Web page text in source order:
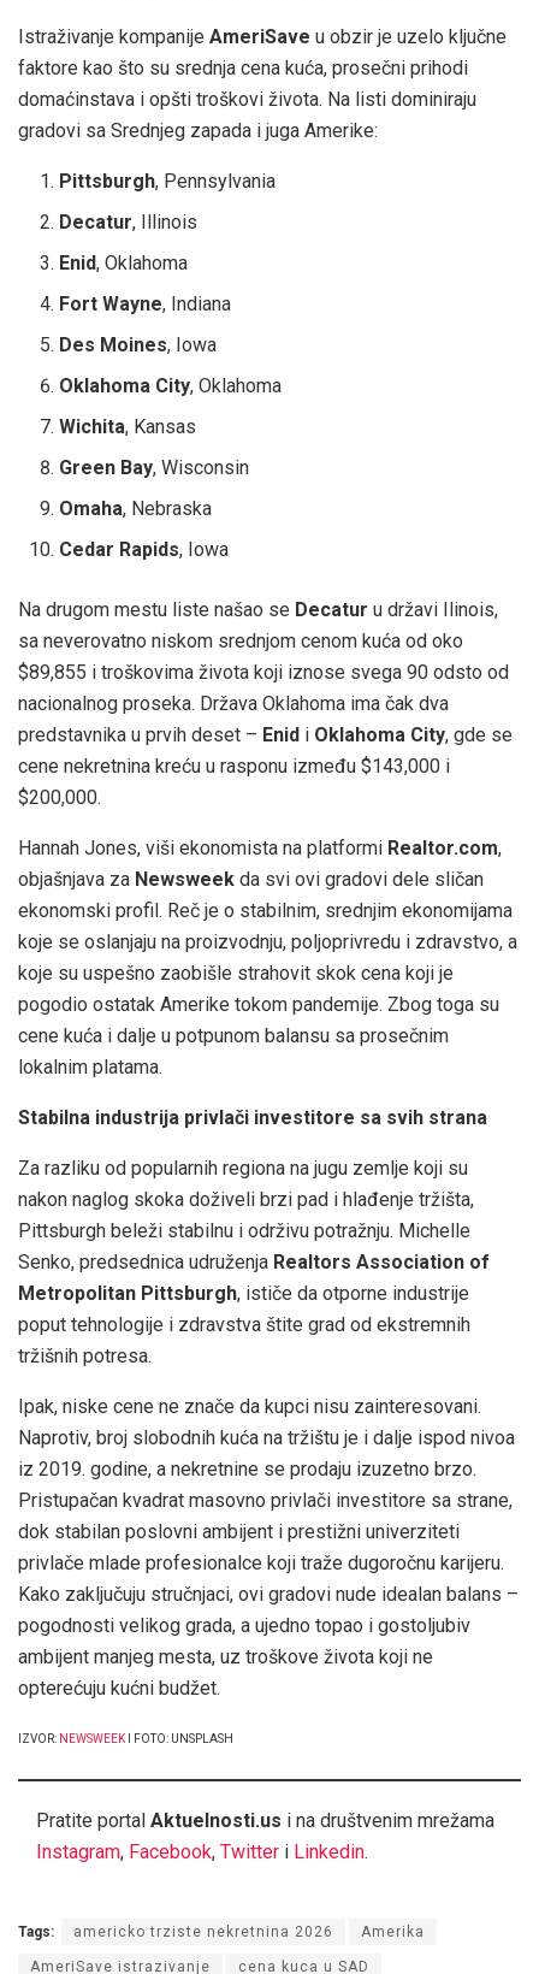
Istraživanje kompanije AmeriSave u obzir je uzelo ključne
faktore kao što su srednja cena kuća, prosečni prihodi
domaćinstava i opšti troškovi života. Na listi dominiraju
gradovi sa Srednjeg zapada i juga Amerike:
Pittsburgh, Pennsylvania
Decatur, Illinois
Enid, Oklahoma
Fort Wayne, Indiana
Des Moines, Iowa
Oklahoma City, Oklahoma
Wichita, Kansas
Green Bay, Wisconsin
Omaha, Nebraska
Cedar Rapids, Iowa
Na drugom mestu liste našao se Decatur u državi Ilinois,
sa neverovatno niskom srednjom cenom kuća od oko
$89,855 i troškovima života koji iznose svega 90 odsto od
nacionalnog proseka. Država Oklahoma ima čak dva
predstavnika u prvih deset – Enid i Oklahoma City, gde se
cene nekretnina kreću u rasponu između $143,000 i
$200,000.
Hannah Jones, viši ekonomista na platformi Realtor.com,
objašnjava za Newsweek da svi ovi gradovi dele sličan
ekonomski profil. Reč je o stabilnim, srednjim ekonomijama
koje se oslanjaju na proizvodnju, poljoprivredu i zdravstvo, a
koje su uspešno zaobišle strahovit skok cena koji je
pogodio ostatak Amerike tokom pandemije. Zbog toga su
cene kuća i dalje u potpunom balansu sa prosečnim
lokalnim platama.
Stabilna industrija privlači investitore sa svih strana
Za razliku od popularnih regiona na jugu zemlje koji su
nakon naglog skoka doživeli brzi pad i hlađenje tržišta,
Pittsburgh beleži stabilnu i održivu potražnju. Michelle
Senko, predsednica udruženja Realtors Association of
Metropolitan Pittsburgh, ističe da otporne industrije
poput tehnologije i zdravstva štite grad od ekstremnih
tržišnih potresa.
Ipak, niske cene ne znače da kupci nisu zainteresovani.
Naprotiv, broj slobodnih kuća na tržištu je i dalje ispod nivoa
iz 2019. godine, a nekretnine se prodaju izuzetno brzo.
Pristupačan kvadrat masovno privlači investitore sa strane,
dok stabilan poslovni ambijent i prestižni univerziteti
privlače mlade profesionalce koji traže dugoročnu karijeru.
Kako zaključuju stručnjaci, ovi gradovi nude idealan balans –
pogodnosti velikog grada, a ujedno topao i gostoljubiv
ambijent manjeg mesta, uz troškove života koji ne
opterećuju kućni budžet.
IZVOR: NEWSWEEK I FOTO: UNSPLASH
Pratite portal Aktuelnosti.us i na društvenim mrežama
Instagram, Facebook, Twitter i Linkedin.
Tags: americko trziste nekretnina 2026 Amerika
AmeriSave istrazivanje cena kuca u SAD